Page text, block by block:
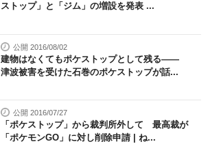
ストップ」と「ジム」の増設を発表 ...
公開 2016/08/02
建物はなくてもポケストップとして残る――
津波被害を受けた石巻のポケストップが話...
公開 2016/07/27
「ポケストップ」から裁判所外して 最高裁が
「ポケモンGO」に対し削除申請 | ね...